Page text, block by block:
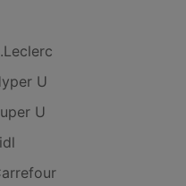
U
U